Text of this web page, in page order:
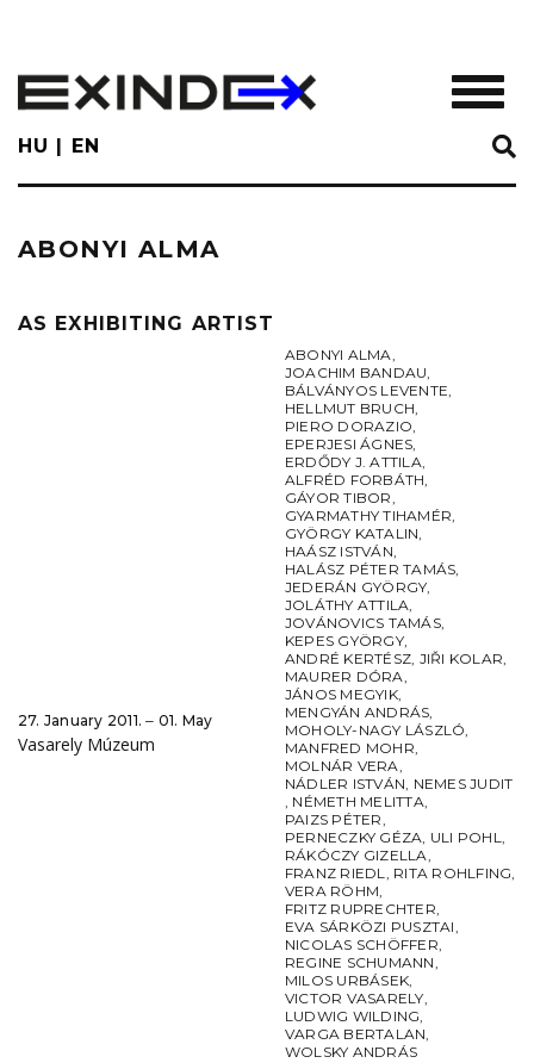
main
content
HU EN
ABONYI ALMA
AS EXHIBITING ARTIST
27. January 2011. ‒ 01. May
Vasarely Múzeum
ABONYI ALMA,
JOACHIM BANDAU,
BÁLVÁNYOS LEVENTE,
HELLMUT BRUCH,
PIERO DORAZIO,
EPERJESI ÁGNES,
ERDŐDY J. ATTILA,
ALFRÉD FORBÁTH,
GÁYOR TIBOR,
GYARMATHY TIHAMÉR,
GYÖRGY KATALIN,
HAÁSZ ISTVÁN,
HALÁSZ PÉTER TAMÁS,
JEDERÁN GYÖRGY,
JOLÁTHY ATTILA,
JOVÁNOVICS TAMÁS,
KEPES GYÖRGY,
ANDRÉ KERTÉSZ, JIŘI KOLAR,
MAURER DÓRA,
JÁNOS MEGYIK,
MENGYÁN ANDRÁS,
MOHOLY-NAGY LÁSZLÓ,
MANFRED MOHR,
MOLNÁR VERA,
NÁDLER ISTVÁN, NEMES JUDIT
, NÉMETH MELITTA,
PAIZS PÉTER,
PERNECZKY GÉZA, ULI POHL,
RÁKÓCZY GIZELLA,
FRANZ RIEDL, RITA ROHLFING,
VERA RÖHM,
FRITZ RUPRECHTER,
EVA SÁRKÖZI PUSZTAI,
NICOLAS SCHÖFFER,
REGINE SCHUMANN,
MILOS URBÁSEK,
VICTOR VASARELY,
LUDWIG WILDING,
VARGA BERTALAN,
WOLSKY ANDRÁS